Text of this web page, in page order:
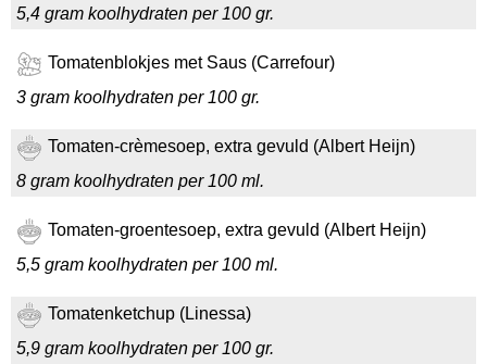
5,4 gram koolhydraten per 100 gr.
Tomatenblokjes met Saus (Carrefour)
3 gram koolhydraten per 100 gr.
Tomaten-crèmesoep, extra gevuld (Albert Heijn)
8 gram koolhydraten per 100 ml.
Tomaten-groentesoep, extra gevuld (Albert Heijn)
5,5 gram koolhydraten per 100 ml.
Tomatenketchup (Linessa)
5,9 gram koolhydraten per 100 gr.